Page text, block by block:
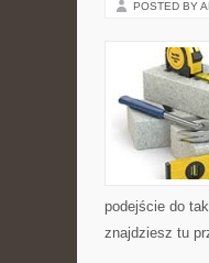
POSTED BY
podejście do
znajdziesz tu